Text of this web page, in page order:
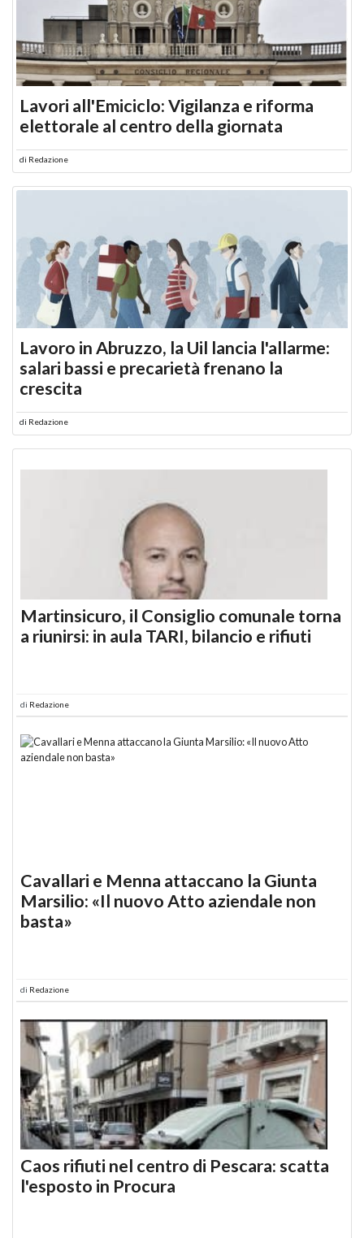
Lavori all'Emiciclo: Vigilanza e riforma
elettorale al centro della giornata
di Redazione
Lavoro in Abruzzo, la Uil lancia l'allarme:
salari bassi e precarietà frenano la
crescita
di Redazione
Martinsicuro, il Consiglio comunale torna
a riunirsi: in aula TARI, bilancio e rifiuti
di Redazione
Cavallari e Menna attaccano la Giunta
Marsilio: «Il nuovo Atto aziendale non
basta»
di Redazione
Caos rifiuti nel centro di Pescara: scatta
l'esposto in Procura